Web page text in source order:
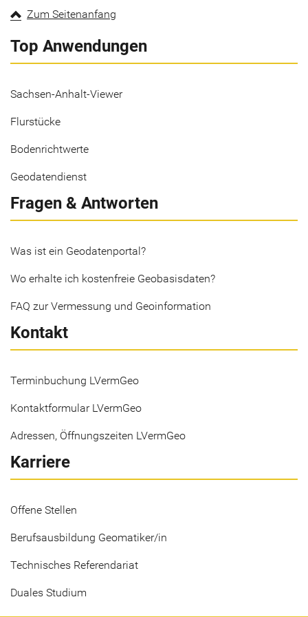
Zum Seitenanfang
Top Anwendungen
Sachsen-Anhalt-Viewer
Flurstücke
Bodenrichtwerte
Geodatendienst
Fragen & Antworten
Was ist ein Geodatenportal?
Wo erhalte ich kostenfreie Geobasisdaten?
FAQ zur Vermessung und Geoinformation
Kontakt
Terminbuchung LVermGeo
Kontaktformular LVermGeo
Adressen, Öffnungszeiten LVermGeo
Karriere
Offene Stellen
Berufsausbildung Geomatiker/in
Technisches Referendariat
Duales Studium